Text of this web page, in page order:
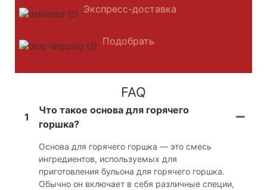
Экспресс-доставка
Подобрать
FAQ
1
Что такое основа для горячего
горшка?
Основа для горячего горшка — это смесь
ингредиентов, используемых для
приготовления бульона для горячего горшка.
Обычно он включает в себя различные специи,